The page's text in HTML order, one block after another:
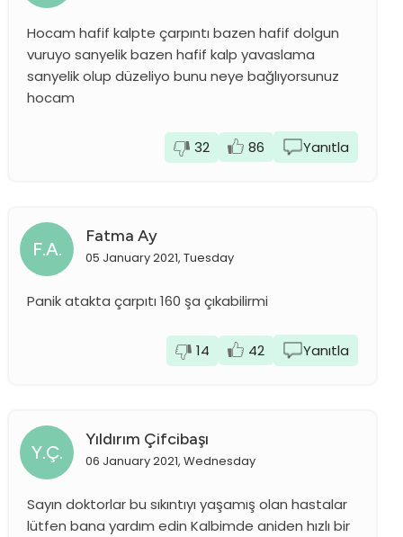
Hocam hafif kalpte çarpıntı bazen hafif dolgun
vuruyo sanyelik bazen hafif kalp yavaslama
sanyelik olup düzeliyo bunu neye bağlıyorsunuz
hocam
32 86 Yanıtla
F.A.
Fatma Ay
05 January 2021, Tuesday
Panik atakta çarpıtı 160 şa çıkabilirmi
14 42 Yanıtla
Y.Ç.
Yıldırım Çifcibaşı
06 January 2021, Wednesday
Sayın doktorlar bu sıkıntıyı yaşamış olan hastalar
lütfen bana yardım edin Kalbimde aniden hızlı bir